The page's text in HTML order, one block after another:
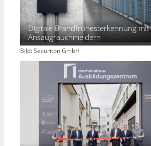
s
c
h
t
Digitale Brandfrühesterkennung mit
Ansaugrauchmeldern
Bild: Securiton GmbH